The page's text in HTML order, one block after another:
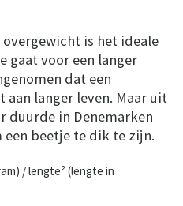
is het ideale
gaat voor een langer
dat een
aan langer leven. Maar uit
duurde in Denemarken
beetje te dik te zijn.
/ lengte² (lengte in